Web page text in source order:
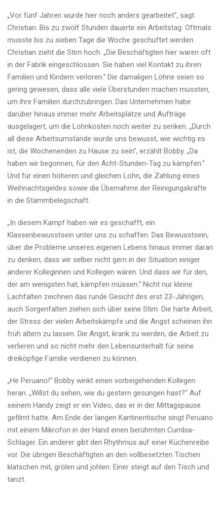
„Vor fünf Jahren wurde hier noch anders gearbeitet“, sagt
Christian. Bis zu zwölf Stunden dauerte ein Arbeitstag. Oftmals
musste bis zu sieben Tage die Woche geschuftet werden.
Christian zieht die Stirn hoch. „Die Beschäftigten hier waren oft
in der Fabrik eingeschlossen. Sie haben viel Kontakt zu ihren
Familien und Kindern verloren.“ Die damaligen Löhne seien so
gering gewesen, dass alle viele Überstunden machen mussten,
um ihre Familien durchzubringen. Das Unternehmen habe
darüber hinaus immer mehr Arbeitsplätze und Aufträge
ausgelagert, um die Lohnkosten noch weiter zu senken. „Durch
all diese Arbeitsumstände wurde uns bewusst, wie wichtig es
ist, die Wochenenden zu Hause zu sein“, erzählt Bobby. „Da
haben wir begonnen, für den Acht-Stunden-Tag zu kämpfen.“
Und für einen höheren und gleichen Lohn, die Zahlung eines
Weihnachtsgeldes sowie die Übernahme der Reinigungskräfte
in die Stammbelegschaft.
„In diesem Kampf haben wir es geschafft, ein
Klassenbewusstsein unter uns zu schaffen. Das Bewusstsein,
über die Probleme unseres eigenen Lebens hinaus immer daran
zu denken, dass wir selber nicht gern in der Situation einiger
anderer Kolleginnen und Kollegen wären. Und dass wir für den,
der am wenigsten hat, kämpfen müssen.“ Nicht nur kleine
Lachfalten zeichnen das runde Gesicht des erst 23-Jährigen,
auch Sorgenfalten ziehen sich über seine Stirn. Die harte Arbeit,
der Stress der vielen Arbeitskämpfe und die Angst scheinen ihn
früh altern zu lassen. Die Angst, krank zu werden, die Arbeit zu
verlieren und so nicht mehr den Lebensunterhalt für seine
dreiköpfige Familie verdienen zu können.
„He Peruano!“ Bobby winkt einen vorbeigehenden Kollegen
heran. „Willst du sehen, wie du gestern gesungen hast?“ Auf
seinem Handy zeigt er ein Video, das er in der Mittagspause
gefilmt hatte. Am Ende der langen Kantinentische singt Peruano
mit einem Mikrofon in der Hand einen berühmten Cumbia-
Schlager. Ein anderer gibt den Rhythmus auf einer Küchenreibe
vor. Die übrigen Beschäftigten an den vollbesetzten Tischen
klatschen mit, grölen und johlen. Einer steigt auf den Tisch und
tanzt.